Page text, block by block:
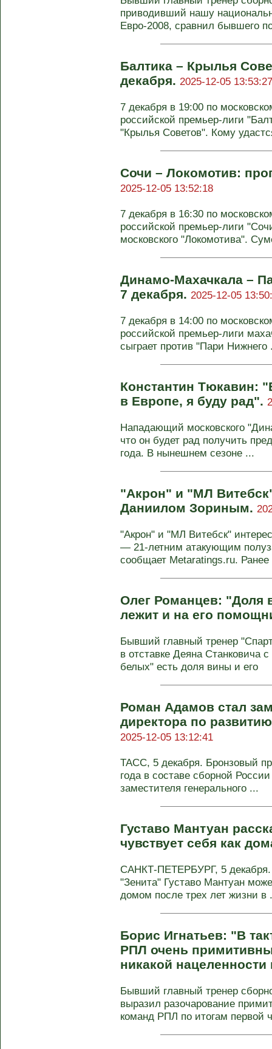
приводивший нашу
Евро-2008, сравнил бывшего
Балтика – Крылья
декабря. 2025-12-05 13:53:27
7 декабря в 19:00 по
российской премьер-лиги
"Крылья Советов". Кому
Сочи – Локомотив:
2025-12-05 13:52:18
7 декабря в 16:30 по
российской премьер-лиги
московского "Локомотива".
Динамо-Махачкала –
7 декабря. 2025-12-05
7 декабря в 14:00 по
российской премьер-лиги
сыграет против "Пари Нижнего
Константин Тюкавин:
в Европе, я буду рад".
Нападающий московского
что он будет рад получить
года. В нынешнем сезоне ...
"Акрон" и "МЛ
Даниилом Зориным.
"Акрон" и "МЛ Витебск"
— 21-летним атакующим
сообщает Metaratings.ru. Ранее
Олег Романцев: "Доля
лежит и на его
Бывший главный тренер
в отставке Деяна Станковича
белых" есть доля вины и его
Роман Адамов стал
директора по
2025-12-05 13:12:41
ТАСС, 5 декабря. Бронзовый
года в составе сборной
заместителя генерального ...
Густаво Мантуан
чувствует себя как
САНКТ-ПЕТЕРБУРГ, 5
"Зенита" Густаво Мантуан
домом после трех лет жизни в
Борис Игнатьев: "В
РПЛ очень
никакой нацеленности
Бывший главный тренер
выразил разочарование
команд РПЛ по итогам первой